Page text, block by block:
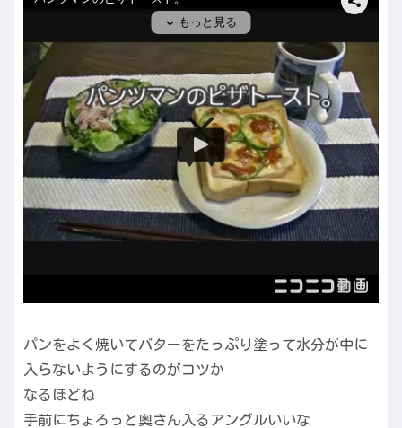
パンをよく焼いてバターをたっぷり塗って水分が中に
入らないようにするのがコツか
なるほどね
手前にちょろっと奥さん入るアングルいいな